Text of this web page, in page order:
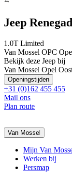
Jeep
1.0T Limited
Van Mossel OPC
Bekijk deze Jeep bij
Van Mossel Opel
Openingstijden
+31 (0)162 455 455
Mail ons
Plan route
Van Mossel
Mijn Van
Werken bij
Persmap